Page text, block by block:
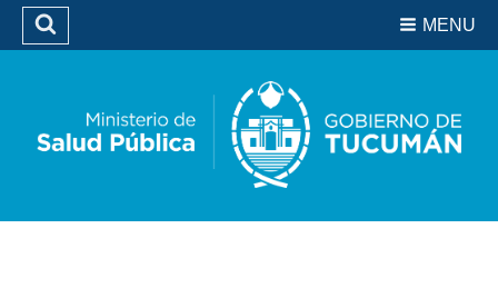
Biblioteca
MENU
Buscar